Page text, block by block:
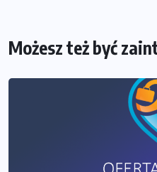
Możesz też być